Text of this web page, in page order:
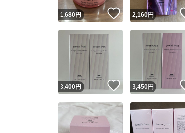
1,680円 いいね！
2,160円
3,400円 いいね！
3,450円